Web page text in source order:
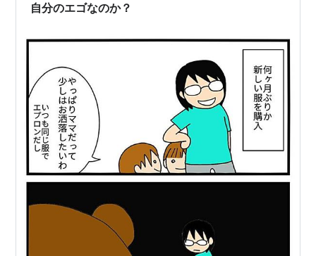
自分のエゴなのか？